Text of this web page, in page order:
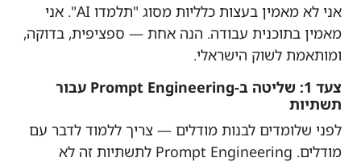
אני לא מאמין בעצות כלליות מסוג "תלמדו AI". אני
מאמין בתוכנית עבודה. הנה אחת — ספציפית, בדוקה,
ומותאמת לשוק הישראלי.
צעד 1: שליטה ב-Prompt Engineering עבור
תשתיות
לפני שלומדים לבנות מודלים — צריך ללמוד לדבר עם
מודלים. Prompt Engineering לתשתיות זה לא